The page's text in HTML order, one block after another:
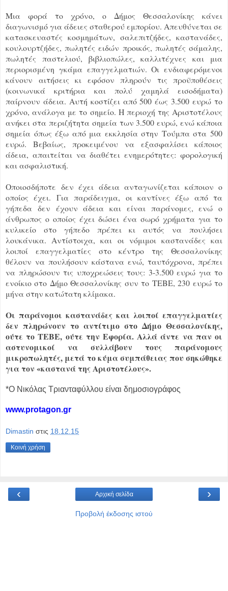
Μια φορά το χρόνο, ο Δήμος Θεσσαλονίκης κάνει
διαγωνισμό για άδειες σταθερού εμπορίου. Απευθύνεται σε
κατασκευαστές κοσμημάτων, σαλεπιτζήδες, καστανάδες,
κουλουρτζήδες, πωλητές ειδών προικός, πωλητές σάμαλης,
πωλητές παστελιού, βιβλιοπώλες, καλλιτέχνες και μια
περιορισμένη γκάμα επαγγελματιών. Οι ενδιαφερόμενοι
κάνουν αιτήσεις κι εφόσον πληρούν τις προϋποθέσεις
(κοινωνικά κριτήρια και πολύ χαμηλά εισοδήματα)
παίρνουν άδεια. Αυτή κοστίζει από 500 έως 3.500 ευρώ το
χρόνο, ανάλογα με το σημείο. Η περιοχή της Αριστοτέλους
ανήκει στα περιζήτητα σημεία των 3.500 ευρώ, ενώ κάποια
σημεία όπως έξω από μια εκκλησία στην Τούμπα στα 500
ευρώ. Βεβαίως, προκειμένου να εξασφαλίσει κάποιος
άδεια, απαιτείται να διαθέτει ενημερότητες: φορολογική
και ασφαλιστική.
Οποιοσδήποτε δεν έχει άδεια ανταγωνίζεται κάποιον ο
οποίος έχει. Για παράδειγμα, οι καντίνες έξω από τα
γήπεδα δεν έχουν άδεια και είναι παράνομες, ενώ ο
άνθρωπος ο οποίος έχει δώσει ένα σωρό χρήματα για το
κυλικείο στο γήπεδο πρέπει κι αυτός να πουλήσει
λουκάνικα. Αντίστοιχα, και οι νόμιμοι καστανάδες και
λοιποί επαγγελματίες στο κέντρο της Θεσσαλονίκης
θέλουν να πουλήσουν κάστανα ενώ, ταυτόχρονα, πρέπει
να πληρώσουν τις υποχρεώσεις τους: 3-3.500 ευρώ για το
ενοίκιο στο Δήμο Θεσσαλονίκης συν το ΤΕΒΕ, 230 ευρώ το
μήνα στην κατώτατη κλίμακα.
Οι παράνομοι καστανάδες και λοιποί επαγγελματίες
δεν πληρώνουν το αντίτιμο στο Δήμο Θεσσαλονίκης,
ούτε το ΤΕΒΕ, ούτε την Εφορία. Αλλά άντε να παν οι
αστυνομικοί να συλλάβουν τους παράνομους
μικροπωλητές, μετά το κύμα συμπάθειας που σηκώθηκε
για τον «καστανά της Αριστοτέλους».
*Ο Νικόλας Τριανταφύλλου είναι δημοσιογράφος
www.protagon.gr
Dimastin στις 18.12.15
Κοινή χρήση
‹ ›
Αρχική σελίδα
Προβολή έκδοσης ιστού